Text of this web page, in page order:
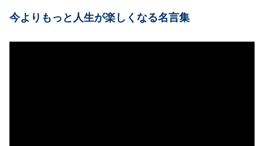
今よりもっと人生が楽しくなる名言集